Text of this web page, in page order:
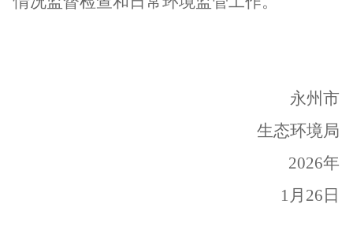
永州市
生态环境局
2026年
1月26日